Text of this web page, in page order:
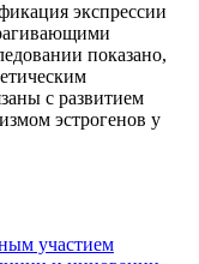
экспрессии
показано,
с развитием
эстрогенов у
участием